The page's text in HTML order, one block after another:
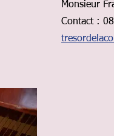
Monsieur
​Contact :